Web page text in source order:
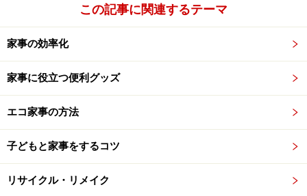
ステップ1：モノを出す
ステップ2：空いた空間を掃除
ステップ3：要不要を精査
ステップ4：いるモノを戻す
いては、以下で詳しくご説明します。
この記事に関連するテーマ
家事の効率化
家事に役立つ便利グッズ
エコ家事の方法
子どもと家事をするコツ
リサイクル・リメイク